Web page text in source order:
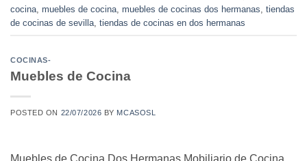
cocina muebles de cocina muebles de cocinas dos hermanas tiendas
de cocinas de sevilla tiendas de cocinas en dos hermanas
COCINAS-
Muebles de Cocina
POSTED ON 22/07/2026 BY MCASOSL
Muebles de Cocina Dos Hermanas Mobiliario de Cocina